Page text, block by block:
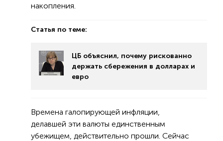
накопления.
Статья по теме:
ЦБ объяснил, почему рискованно
держать сбережения в долларах и
евро
Времена галопирующей инфляции,
делавшей эти валюты единственным
убежищем, действительно прошли. Сейчас